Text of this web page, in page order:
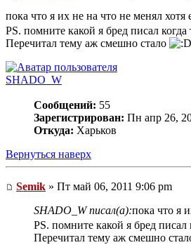
пока что я их не на что не менял хотя
PS. помните какой я бред писал
Перечитал тему аж смешно стало
SHADO_W
Сообщений: 55
Зарегистрирован: Пн апр 26,
Откуда: Харьков
Вернуться наверх
Semik » Пт май 06, 2011 9:06 pm
SHADO_W писал(а):пока что я
PS. помните какой я бред писал
Перечитал тему аж смешно